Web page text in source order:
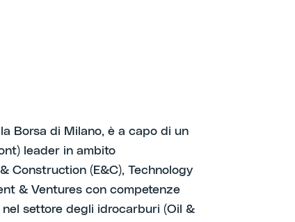
Borsa di Milano, è a capo di un
leader in ambito
Construction (E&C), Technology
& Ventures con competenze
settore degli idrocarburi (Oil &